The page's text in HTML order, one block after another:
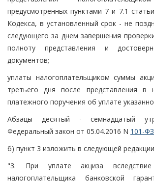
предусмотренных пунктами 7 и 7.1
Кодекса, в установленный срок - не
следующего за днем завершения
полноту представления и
документов;
уплаты налогоплательщиком суммы
третьего дня после представления в
платежного поручения об уплате
Абзацы десятый - семнадцатый
Федеральный закон от 05.04.2016 N 101-ФЗ
б) пункт 3 изложить в следующей
"3. При уплате акциза
налогоплательщика банковской